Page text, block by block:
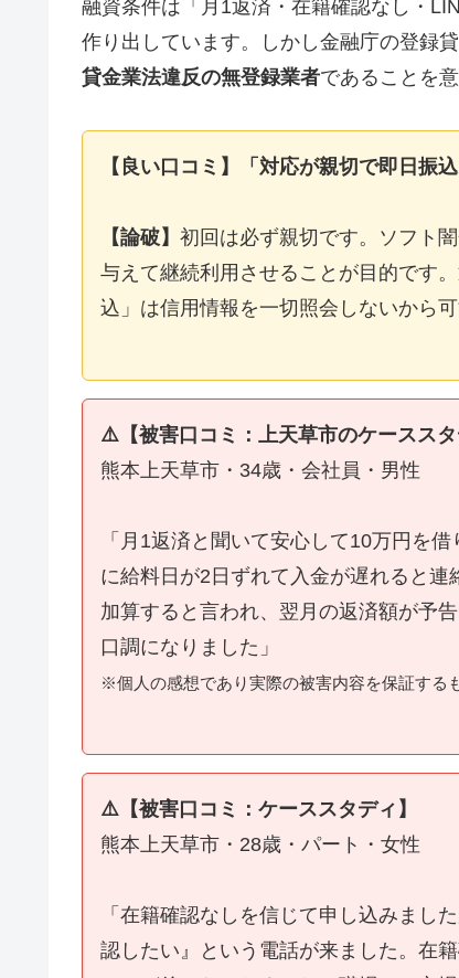
融資条件は「月1返済・在籍確認なし・
作り出しています。しかし金融庁の登録
貸金業法違反の無登録業者であることを意
【良い口コミ】「対応が親切で即日振
【論破】 初回は必ず親切です。ソフト
与えて継続利用させることが目的です
込」は信用情報を一切照会しないから
⚠️【被害口コミ：上天草市のケーススタ
熊本上天草市・34歳・会社員・男性
「月1返済と聞いて安心して10万円を
に給料日が2日ずれて入金が遅れると
加算すると言われ、翌月の返済額が予
口調になりました」
※個人の感想であり実際の被害内容を保証する
⚠️【被害口コミ：ケーススタディ】
熊本上天草市・28歳・パート・女性
「在籍確認なしを信じて申し込みまし
認したい』という電話が来ました。在